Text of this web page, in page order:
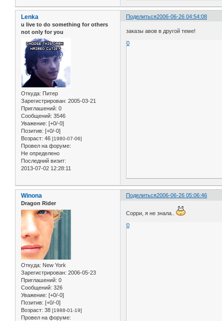
Поделиться2006-06-26 04:54:08
Lenka
u live to do something for others
not only for you
Откуда: Питер
Зарегистрирован: 2005-03-21
Приглашений: 0
Сообщений: 3546
Уважение: [+0/-0]
Позитив: [+0/-0]
Возраст: 46 [1980-07-06]
Провел на форуме:
Не определено
Последний визит:
2013-07-02 12:28:11
заказы авов в другой теме!
0
Поделиться2006-06-26 05:06:46
Winona
Dragon Rider
Откуда: New York
Зарегистрирован: 2006-05-23
Приглашений: 0
Сообщений: 326
Уважение: [+0/-0]
Позитив: [+0/-0]
Возраст: 38 [1988-01-19]
Провел на форуме:
Сорри, я не знала..
0